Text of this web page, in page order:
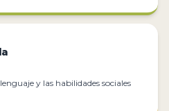
y las habilidades sociales